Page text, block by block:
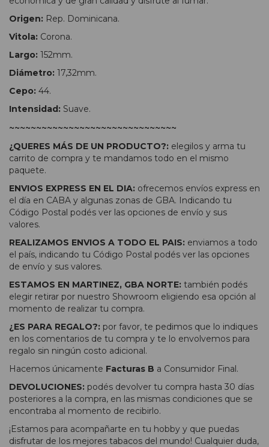
Origen: Rep. Dominicana.
Vitola: Corona.
Largo: 152mm.
Diámetro: 17,32mm.
Cepo: 44.
Intensidad: Suave.
~~~~~~~~~~~~~~~~~~~~~~~~~~~~~~~
¿QUERES MÁS DE UN PRODUCTO?: elegilos y arma tu
carrito de compra y te mandamos todo en el mismo
paquete.
ENVIOS EXPRESS EN EL DIA: ofrecemos envíos express en
el día en CABA y algunas zonas de GBA. Indicando tu
Código Postal podés ver las opciones de envío y sus
valores.
REALIZAMOS ENVIOS A TODO EL PAIS: enviamos a todo
el país, indicando tu Código Postal podés ver las opciones
de envío y sus valores.
ESTAMOS EN MARTINEZ, GBA NORTE: también podés
elegir retirar por nuestro Showroom eligiendo esa opción al
momento de realizar tu compra.
¿ES PARA REGALO?: por favor, te pedimos que lo indiques
en los comentarios de tu compra y te lo envolvemos para
regalo sin ningún costo adicional.
Hacemos únicamente Facturas B a Consumidor Final.
DEVOLUCIONES: podés devolver tu compra hasta 30 días
posteriores a la compra, en las mismas condiciones que se
encontraba al momento de recibirlo.
¡Estamos para acompañarte en tu hobby y que puedas
disfrutar de los mejores tabacos del mundo! Cualquier duda,